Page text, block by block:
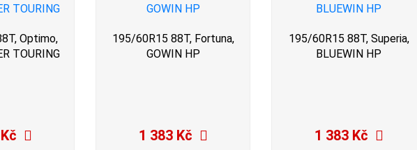
Optimo,
TOURING
195/60R15 88T, Fortuna,
GOWIN HP
1 383 Kč
195/60R15 88T, Superia,
BLUEWIN HP
1 383 Kč